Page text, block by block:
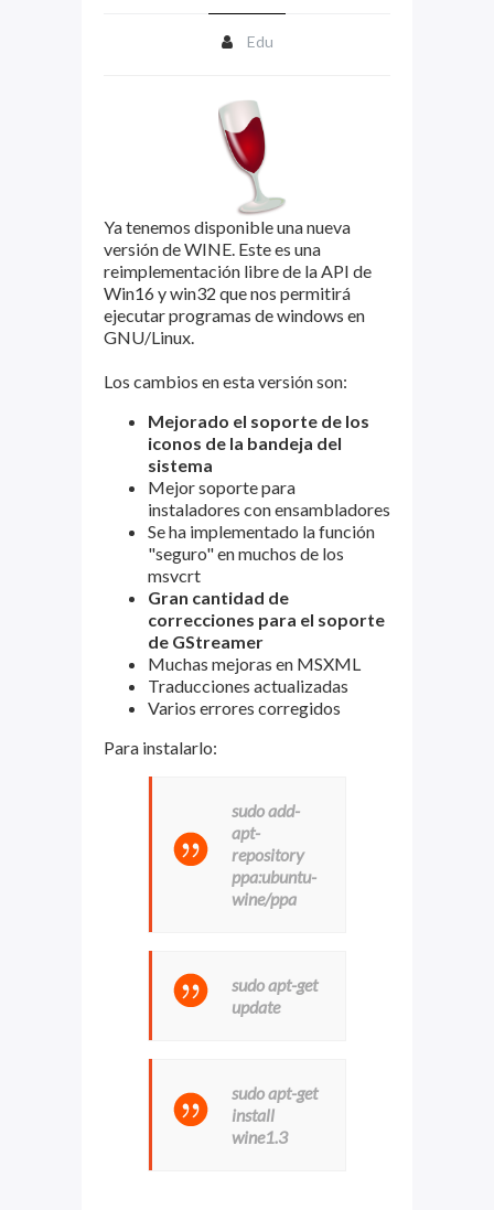
Edu
Ya tenemos disponible una nueva
versión de WINE. Este es una
reimplementación libre de la API de
Win16 y win32 que nos permitirá
ejecutar programas de windows en
GNU/Linux.
Los cambios en esta versión son:
Mejorado el soporte de los
iconos de la bandeja del
sistema
Mejor soporte para
instaladores con ensambladores
Se ha implementado la función
"seguro" en muchos de los
msvcrt
Gran cantidad de
correcciones para el soporte
de GStreamer
Muchas mejoras en MSXML
Traducciones actualizadas
Varios errores corregidos
Para instalarlo:
sudo add-
apt-
repository
ppa:ubuntu-
wine/ppa
sudo apt-get
update
sudo apt-get
install
wine1.3